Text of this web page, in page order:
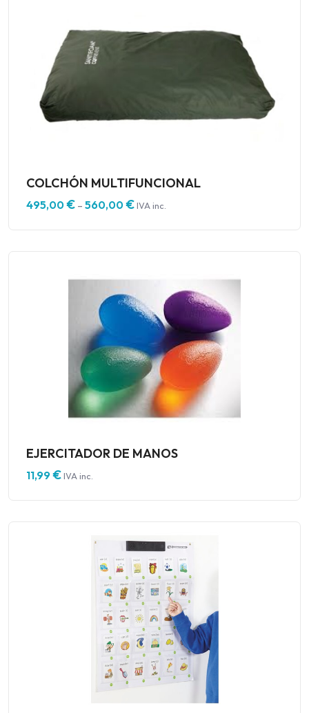
COLCHÓN MULTIFUNCIONAL
495,00€ – 560,00€IVA inc.
EJERCITADOR DE MANOS
11,99 €IVA inc.